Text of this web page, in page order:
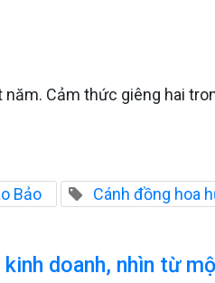
Cảm thức giêng hai
Bảo Cánh đồng hoa
doanh, nhìn từ